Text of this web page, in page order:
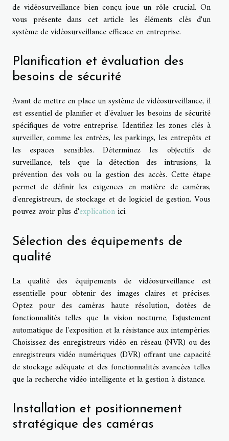
de vidéosurveillance bien conçu joue un rôle crucial. On
vous présente dans cet article les éléments clés d'un
système de vidéosurveillance efficace en entreprise.
Planification et évaluation des
besoins de sécurité
Avant de mettre en place un système de vidéosurveillance, il
est essentiel de planifier et d'évaluer les besoins de sécurité
spécifiques de votre entreprise. Identifiez les zones clés à
surveiller, comme les entrées, les parkings, les entrepôts et
les espaces sensibles. Déterminez les objectifs de
surveillance, tels que la détection des intrusions, la
prévention des vols ou la gestion des accès. Cette étape
permet de définir les exigences en matière de caméras,
d'enregistreurs, de stockage et de logiciel de gestion. Vous
pouvez avoir plus d'explicationici.
Sélection des équipements de
qualité
La qualité des équipements de vidéosurveillance est
essentielle pour obtenir des images claires et précises.
Optez pour des caméras haute résolution, dotées de
fonctionnalités telles que la vision nocturne, l'ajustement
automatique de l'exposition et la résistance aux intempéries.
Choisissez des enregistreurs vidéo en réseau (NVR) ou des
enregistreurs vidéo numériques (DVR) offrant une capacité
de stockage adéquate et des fonctionnalités avancées telles
que la recherche vidéo intelligente et la gestion à distance.
Installation et positionnement
stratégique des caméras